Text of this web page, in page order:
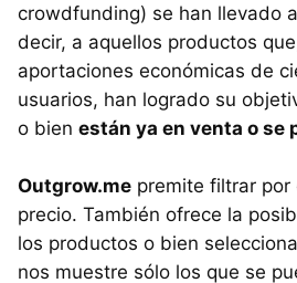
crowdfunding) se han llevado
decir, a aquellos productos
aportaciones económicas de
usuarios, han logrado su
o bien están ya en venta o se
Outgrow.me premite filtrar por
precio. También ofrece la
los productos o bien
nos muestre sólo los que se